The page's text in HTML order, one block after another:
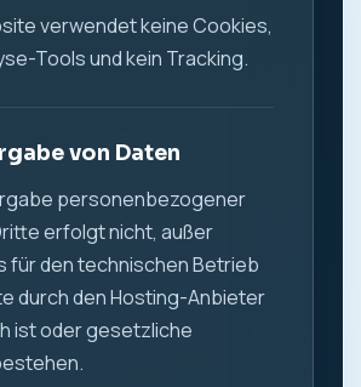
verwendet keine Cookies,
Tools und kein Tracking.
von Daten
personenbezogener
erfolgt nicht, außer
für den technischen Betrieb
durch den Hosting-Anbieter
ist oder gesetzliche